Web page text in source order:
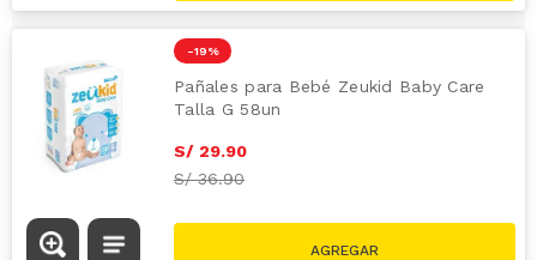
-19 %
Pañales para Bebé Zeukid Baby Care
Talla G 58un
S/ 29.90
S/36.90